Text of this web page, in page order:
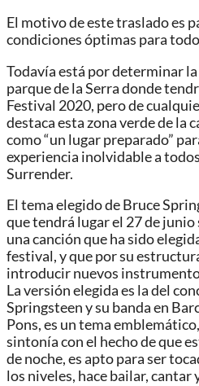
El motivo de este traslado es
condiciones óptimas para
Todavía está por determinar
parque de la Serra donde
Festival 2020, pero de
destaca esta zona verde de la
como “un lugar preparado”
experiencia inolvidable a
Surrender.
El tema elegido de Bruce
que tendrá lugar el 27 de
una canción que ha sido
festival, y que por su
introducir nuevos
La versión elegida es la del
Springsteen y su banda en
Pons, es un tema
sintonía con el hecho de que
de noche, es apto para ser
los niveles, hace bailar, cantar